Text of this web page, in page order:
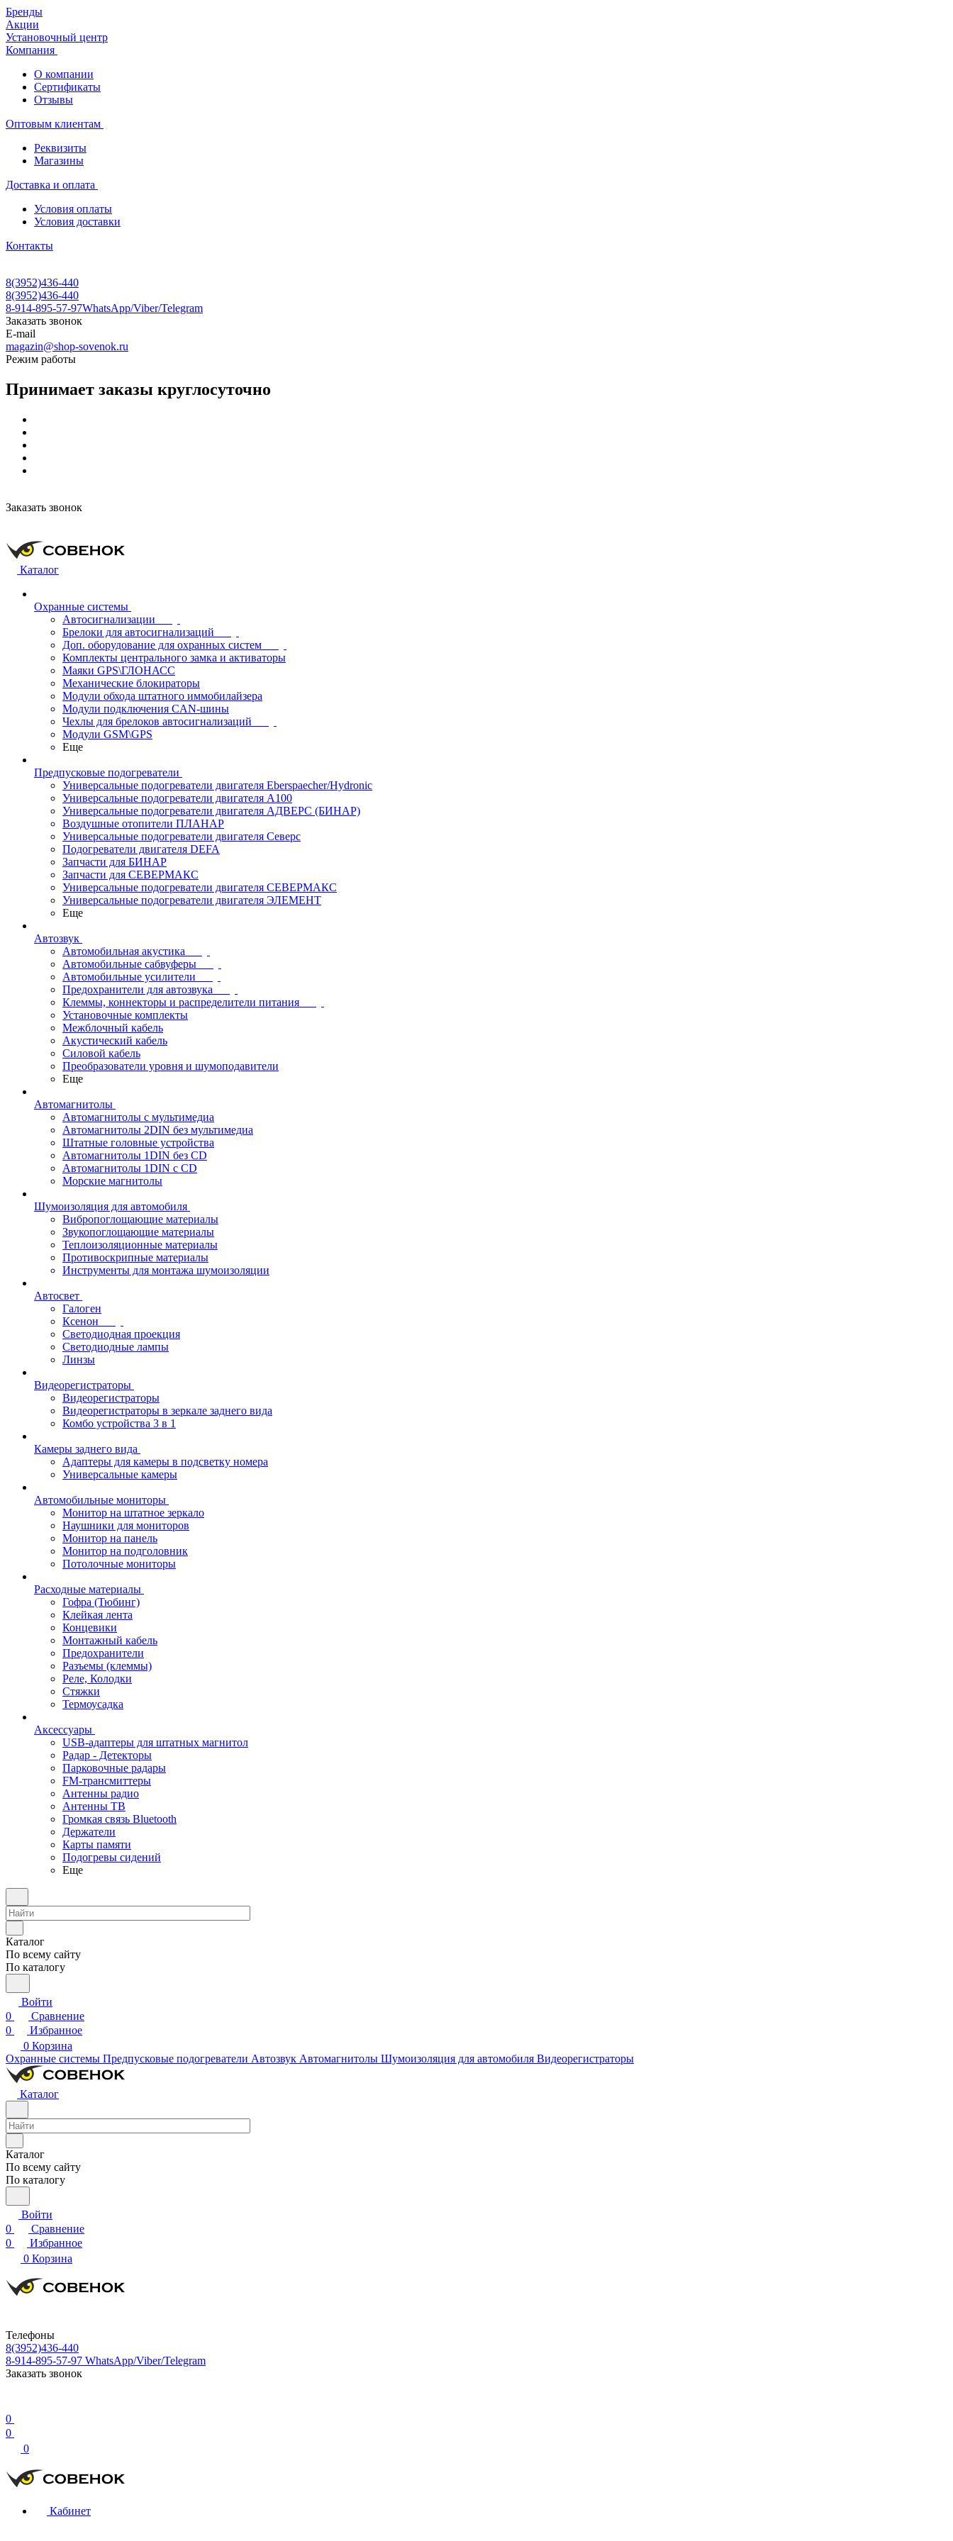
Бренды
Акции
Установочный центр
Компания
О компании
Сертификаты
Отзывы
Оптовым клиентам
Реквизиты
Магазины
Доставка и оплата
Условия оплаты
Условия доставки
Контакты
8(3952)436-440
8(3952)436-440
8-914-895-57-97WhatsApp/Viber/Telegram
Заказать звонок
E-mail
magazin@shop-sovenok.ru
Режим работы
Принимает заказы круглосуточно
Заказать звонок
Каталог
Охранные системы
Автосигнализации
Брелоки для автосигнализаций
Доп. оборудование для охранных систем
Комплекты центрального замка и активаторы
Маяки GPS\ГЛОНАСС
Механические блокираторы
Модули обхода штатного иммобилайзера
Модули подключения CAN-шины
Чехлы для брелоков автосигнализаций
Модули GSM\GPS
Еще
Предпусковые подогреватели
Универсальные подогреватели двигателя Eberspaecher/Hydronic
Универсальные подогреватели двигателя A100
Универсальные подогреватели двигателя АДВЕРС (БИНАР)
Воздушные отопители ПЛАНАР
Универсальные подогреватели двигателя Северс
Подогреватели двигателя DEFA
Запчасти для БИНАР
Запчасти для СЕВЕРМАКС
Универсальные подогреватели двигателя СЕВЕРМАКС
Универсальные подогреватели двигателя ЭЛЕМЕНТ
Еще
Автозвук
Автомобильная акустика
Автомобильные сабвуферы
Автомобильные усилители
Предохранители для автозвука
Клеммы, коннекторы и распределители питания
Установочные комплекты
Межблочный кабель
Акустический кабель
Силовой кабель
Преобразователи уровня и шумоподавители
Еще
Автомагнитолы
Автомагнитолы с мультимедиа
Автомагнитолы 2DIN без мультимедиа
Штатные головные устройства
Автомагнитолы 1DIN без CD
Автомагнитолы 1DIN с CD
Морские магнитолы
Шумоизоляция для автомобиля
Вибропоглощающие материалы
Звукопоглощающие материалы
Теплоизоляционные материалы
Противоскрипные материалы
Инструменты для монтажа шумоизоляции
Автосвет
Галоген
Ксенон
Светодиодная проекция
Светодиодные лампы
Линзы
Видеорегистраторы
Видеорегистраторы
Видеорегистраторы в зеркале заднего вида
Комбо устройства 3 в 1
Камеры заднего вида
Адаптеры для камеры в подсветку номера
Универсальные камеры
Автомобильные мониторы
Монитор на штатное зеркало
Наушники для мониторов
Монитор на панель
Монитор на подголовник
Потолочные мониторы
Расходные материалы
Гофра (Тюбинг)
Клейкая лента
Концевики
Монтажный кабель
Предохранители
Разъемы (клеммы)
Реле, Колодки
Стяжки
Термоусадка
Аксессуары
USB-адаптеры для штатных магнитол
Радар - Детекторы
Парковочные радары
FM-трансмиттеры
Антенны радио
Антенны ТВ
Громкая связь Bluetooth
Держатели
Карты памяти
Подогревы сидений
Еще
Каталог
По всему сайту
По каталогу
Войти
0
Сравнение
0
Избранное
0 Корзина
Охранные системы Предпусковые подогреватели Автозвук Автомагнитолы Шумоизоляция для автомобиля Видеорегистраторы
Каталог
Каталог
По всему сайту
По каталогу
Войти
0
Сравнение
0
Избранное
0 Корзина
Телефоны
8(3952)436-440
8-914-895-57-97 WhatsApp/Viber/Telegram
Заказать звонок
0
0
0
Кабинет